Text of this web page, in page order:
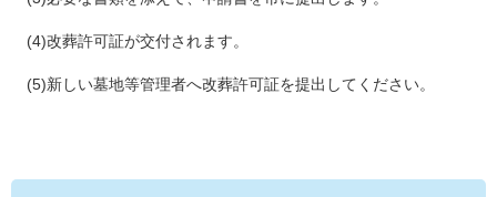
(4)改葬許可証が交付されます。
(5)新しい墓地等管理者へ改葬許可証を提出してください。